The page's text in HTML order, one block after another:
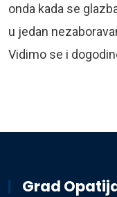
onda kada se
u jedan
Vidimo se i
Grad